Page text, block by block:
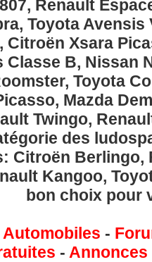
Renault
Toyota
Xsara
Classe B, Nissan
Toyota
Mazda
Twingo,
des
Citroën Berlingo,
Kangoo,
bon choix pour
Automobiles -
-